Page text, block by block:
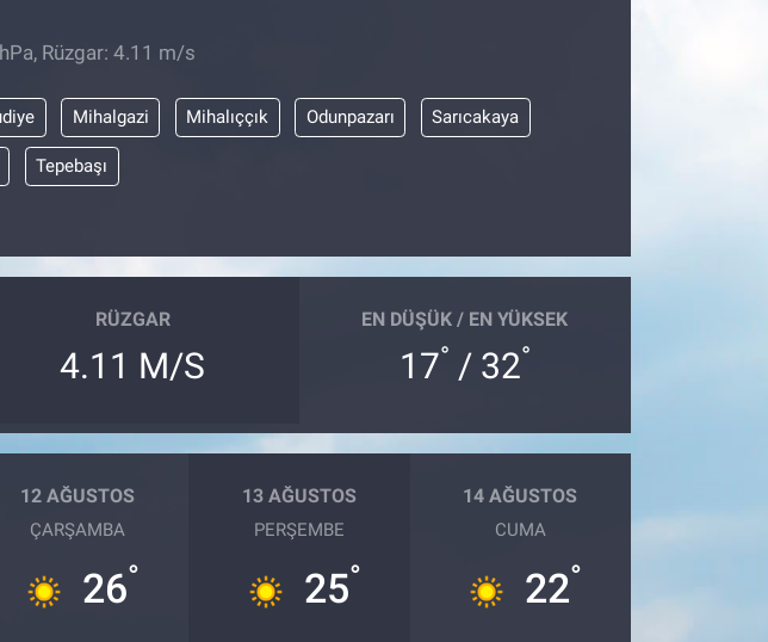
Rüzgar: 4.11 m/s
Mihalgazi Mihalıççık Odunpazarı Sarıcakaya
Tepebaşı
RÜZGAR
4.11 M/S
EN DÜŞÜK / EN YÜKSEK
17° / 32°
12 AĞUSTOS
ÇARŞAMBA
26°
13 AĞUSTOS
PERŞEMBE
25°
14 AĞUSTOS
CUMA
22°